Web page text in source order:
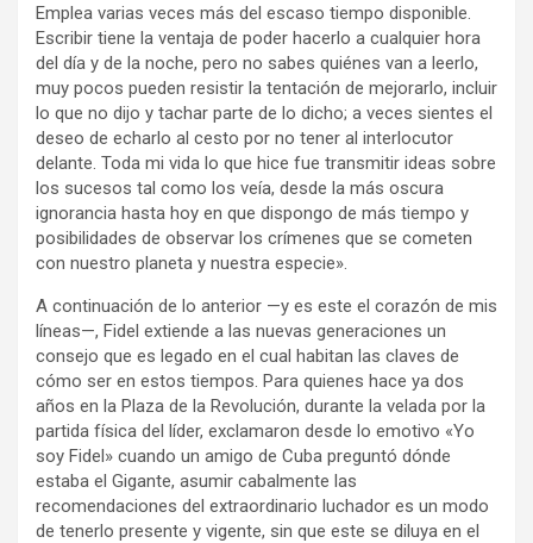
Emplea varias veces más del escaso tiempo disponible.
Escribir tiene la ventaja de poder hacerlo a cualquier hora
del día y de la noche, pero no sabes quiénes van a leerlo,
muy pocos pueden resistir la tentación de mejorarlo, incluir
lo que no dijo y tachar parte de lo dicho; a veces sientes el
deseo de echarlo al cesto por no tener al interlocutor
delante. Toda mi vida lo que hice fue transmitir ideas sobre
los sucesos tal como los veía, desde la más oscura
ignorancia hasta hoy en que dispongo de más tiempo y
posibilidades de observar los crímenes que se cometen
con nuestro planeta y nuestra especie».
A continuación de lo anterior —y es este el corazón de mis
líneas—, Fidel extiende a las nuevas generaciones un
consejo que es legado en el cual habitan las claves de
cómo ser en estos tiempos. Para quienes hace ya dos
años en la Plaza de la Revolución, durante la velada por la
partida física del líder, exclamaron desde lo emotivo «Yo
soy Fidel» cuando un amigo de Cuba preguntó dónde
estaba el Gigante, asumir cabalmente las
recomendaciones del extraordinario luchador es un modo
de tenerlo presente y vigente, sin que este se diluya en el